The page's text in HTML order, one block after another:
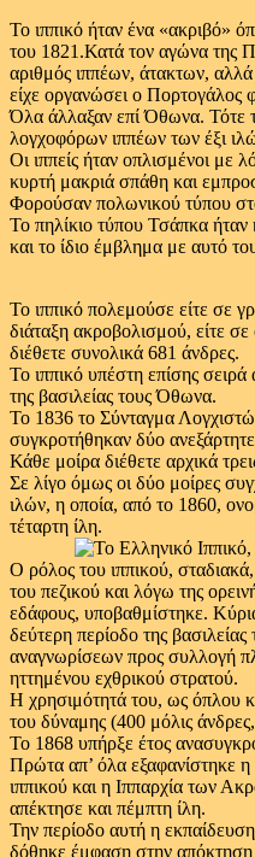
Το ιππικό ήταν ένα «ακριβό»
του 1821.Κατά τον αγώνα της
αριθμός ιππέων, άτακτων, αλλά
είχε οργανώσει ο Πορτογάλος
Όλα άλλαξαν επί Όθωνα. Τότε
λογχοφόρων ιππέων των έξι
Οι ιππείς ήταν οπλισμένοι με
κυρτή μακριά σπάθη και
Φορούσαν πολωνικού τύπου
Το πηλίκιο τύπου Τσάπκα
και το ίδιο έμβλημα με αυτό
Το ιππικό πολεμούσε είτε σε
διάταξη ακροβολισμού, είτε
διέθετε συνολικά 681 άνδρες.
Το ιππικό υπέστη επίσης
της βασιλείας τους Όθωνα.
Το 1836 το Σύνταγμα
συγκροτήθηκαν δύο
Κάθε μοίρα διέθετε αρχικά
Σε λίγο όμως οι δύο μοίρες
ιλών, η οποία, από το 1860,
τέταρτη ίλη.
Ο ρόλος του ιππικού,
του πεζικού και λόγω της
εδάφους, υποβαθμίστηκε.
δεύτερη περίοδο της
αναγνωρίσεων προς συλλογή
ηττημένου εχθρικού στρατού.
Η χρησιμότητά του, ως όπλου
του δύναμης (400 μόλις
Το 1868 υπήρξε έτος
Πρώτα απ’ όλα εξαφανίστηκε
ιππικού και η Ιππαρχία των
απέκτησε και πέμπτη ίλη.
Την περίοδο αυτή η
δόθηκε έμφαση στην απόκτηση